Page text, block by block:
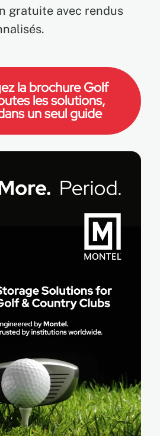
gratuite avec rendus
la brochure Golf
les solutions,
un seul guide